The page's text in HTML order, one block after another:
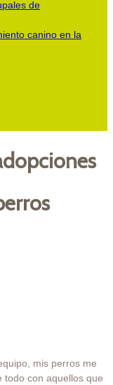
de
canino en la
mis perros me
todo con aquellos que